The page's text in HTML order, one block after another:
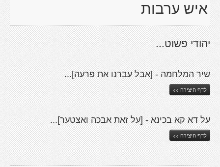
איש ערבות
יהודי פשוט...
שיר המלחמה - [אבל עברנו את פרעה]...
לדף היצירה >>
על דא קא בכינא - [על זאת אבכה ואצטער]...
לדף היצירה >>